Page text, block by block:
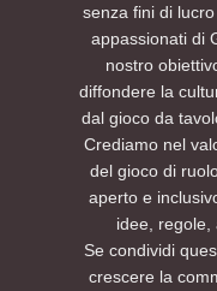
senza fini di
appassionati di
nostro
diffondere la
dal gioco da
Crediamo nel
del gioco di
aperto e
idee, regole,
Se condividi
crescere la